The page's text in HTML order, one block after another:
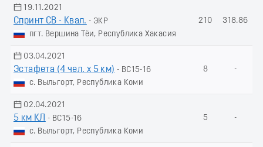
19.11.2021
Спринт СВ - Квал. - ЭКР
пгт. Вершина Тёи, Республика Хакасия
210 318.86
03.04.2021
Эстафета (4 чел. х 5 км) - ВС15-16
с. Выльгорт, Республика Коми
8 -
02.04.2021
5 км КЛ
- ВС15-16
с. Выльгорт, Республика Коми
5 -